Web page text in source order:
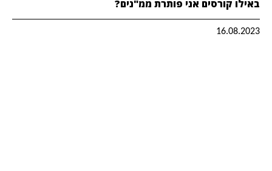
באילו קורסים אני פותרת ממ"נים?
16.08.2023